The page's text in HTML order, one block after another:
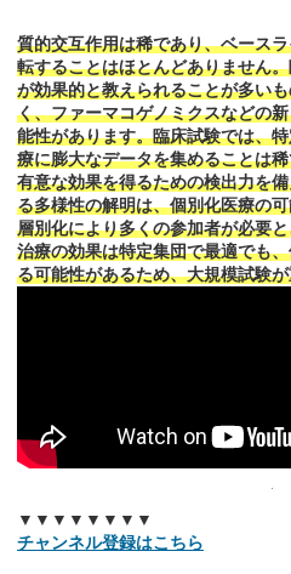
質的交互作用は稀であり、ベース
転することはほとんどありません
が効果的と教えられることが多い
く、ファーマコゲノミクスなどの
能性があります。臨床試験では、
療に膨大なデータを集めることは
有意な効果を得るための検出力を
る多様性の解明は、個別化医療の
層別化により多くの参加者が必要
治療の効果は特定集団で最適でも
る可能性があるため、大規模試験
▼▼▼▼▼▼▼▼
チャンネル登録はこちら